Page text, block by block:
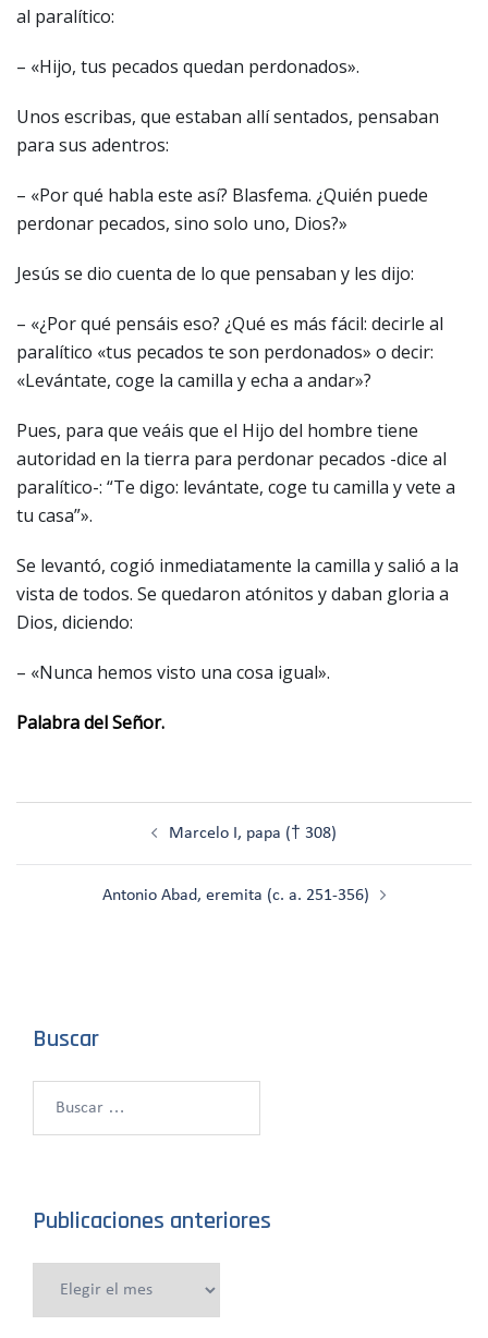
al paralítico:
– «Hijo, tus pecados quedan perdonados».
Unos escribas, que estaban allí sentados, pensaban
para sus adentros:
– «Por qué habla este así? Blasfema. ¿Quién puede
perdonar pecados, sino solo uno, Dios?»
Jesús se dio cuenta de lo que pensaban y les dijo:
– «¿Por qué pensáis eso? ¿Qué es más fácil: decirle al
paralítico «tus pecados te son perdonados» o decir:
«Levántate, coge la camilla y echa a andar»?
Pues, para que veáis que el Hijo del hombre tiene
autoridad en la tierra para perdonar pecados -dice al
paralítico-: “Te digo: levántate, coge tu camilla y vete a
tu casa”».
Se levantó, cogió inmediatamente la camilla y salió a la
vista de todos. Se quedaron atónitos y daban gloria a
Dios, diciendo:
– «Nunca hemos visto una cosa igual».
Palabra del Señor.
Marcelo I, papa († 308)
Antonio Abad, eremita (c. a. 251-356)
Buscar
Publicaciones anteriores